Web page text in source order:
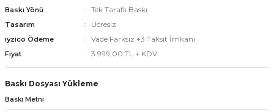
Baskı Yönü Tek Taraflı Baskı
Tasarım Ücresiz
iyzico Ödeme Vade Farksız +3 Taksit İmkanı
Fiyat 3.999,00 TL + KDV
Baskı Dosyası Yükleme
Baskı Metni